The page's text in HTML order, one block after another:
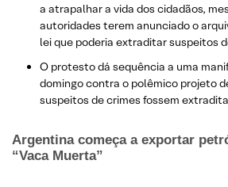
a atrapalhar a vida dos cidadãos,
autoridades terem anunciado o
lei que poderia extraditar suspeitos
O protesto dá sequência a uma
domingo contra o polêmico projeto
suspeitos de crimes fossem
Argentina começa a exportar
“Vaca Muerta”